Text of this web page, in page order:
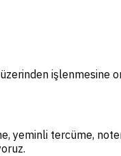
işlenmesine
yeminli tercüme,